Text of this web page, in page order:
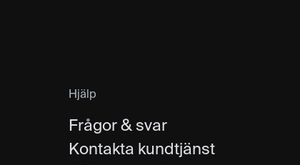
Hjälp
Frågor & svar
Kontakta kundtjänst